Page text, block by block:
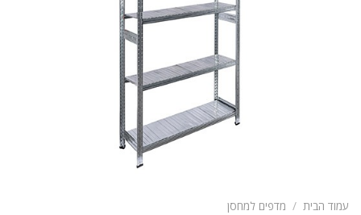
עמוד הבית / מדפים למחסן